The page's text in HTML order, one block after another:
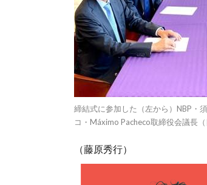
締結式に参加した（左から）NBP・
コ・Máximo Pacheco取締役会議長（
（藤原秀行）